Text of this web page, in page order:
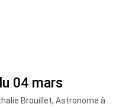
04 mars
Brouillet, Astronome à